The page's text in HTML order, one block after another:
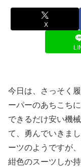
X
今日は、さっそく
ーパーのあちこち
できるだけ安い機
て、勇んでいきま
ーツのようですが
紺色のスーツしか